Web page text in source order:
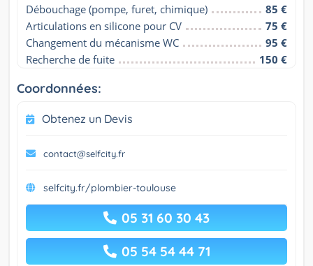
Débouchage (pompe, furet, chimique)
85 €
Articulations en silicone pour CV
75 €
Changement du mécanisme WC
95 €
Recherche de fuite
150 €
Coordonnées:
Obtenez un Devis
contact@selfcity.fr
selfcity.fr/plombier-toulouse
05 31 60 30 43
05 54 54 44 71